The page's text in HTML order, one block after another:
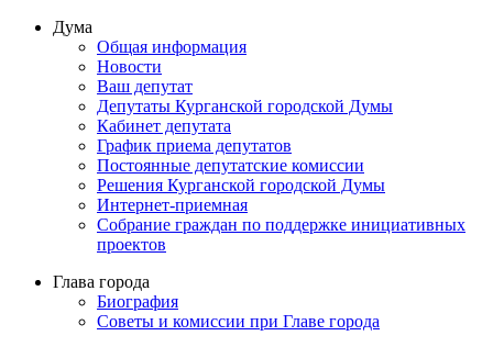
Дума
Общая информация
Новости
Ваш депутат
Депутаты Курганской городской Думы
Кабинет депутата
График приема депутатов
Постоянные депутатские комиссии
Решения Курганской городской Думы
Интернет-приемная
Собрание граждан по поддержке инициативных
проектов
Глава города
Биография
Советы и комиссии при Главе города